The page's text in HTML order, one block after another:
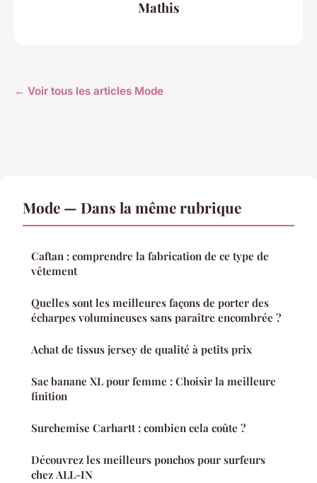
Mathis
← Voir tous les articles Mode
Mode — Dans la même rubrique
Caftan : comprendre la fabrication de ce type de
vêtement
Quelles sont les meilleures façons de porter des
écharpes volumineuses sans paraître encombrée ?
Achat de tissus jersey de qualité à petits prix
Sac banane XL pour femme : Choisir la meilleure
finition
Surchemise Carhartt : combien cela coûte ?
Découvrez les meilleurs ponchos pour surfeurs
chez ALL-IN